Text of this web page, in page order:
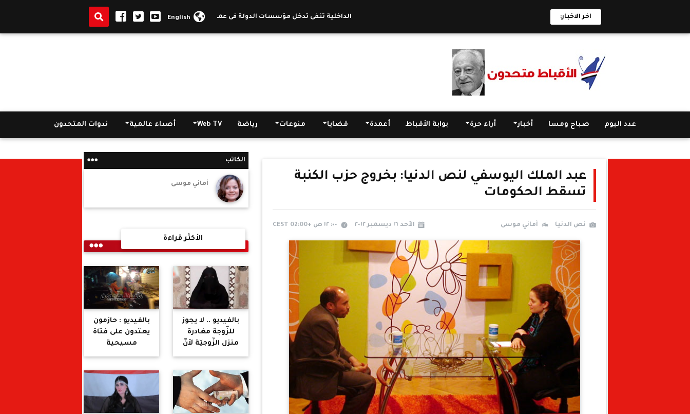
اخر الاخبار: الداخلية تنفى تدخل مؤسسات الدولة فى عملها ومنعها ضبط أحد المشايخ وزير التنمية المحلية السابق: إقرار English
عدد اليوم صباح ومسا أخبار أراء حرة بوابة الأقباط أعمدة قضايا منوعات رياضة Web TV أصداء عالمية ندوات المتحدون
عبد الملك اليوسفي لنص الدنيا: بخروج حزب الكنبة
تسقط الحكومات
نص الدنيا أماني موسى الأحد ١٦ ديسمبر ٢٠١٢ ٠٠: ١٢ ص +02:00 CEST
الكاتب
أماني موسى
الأكثر قراءة
بالفيديو .. لا يجوز
للزّوجة مغادرة
منزل الزّوجيّة لأنّ
زوجها قد يحتاج
بالفيديو : حازمون
يعتدون على فتاة
مسيحية
ويحتجزونها